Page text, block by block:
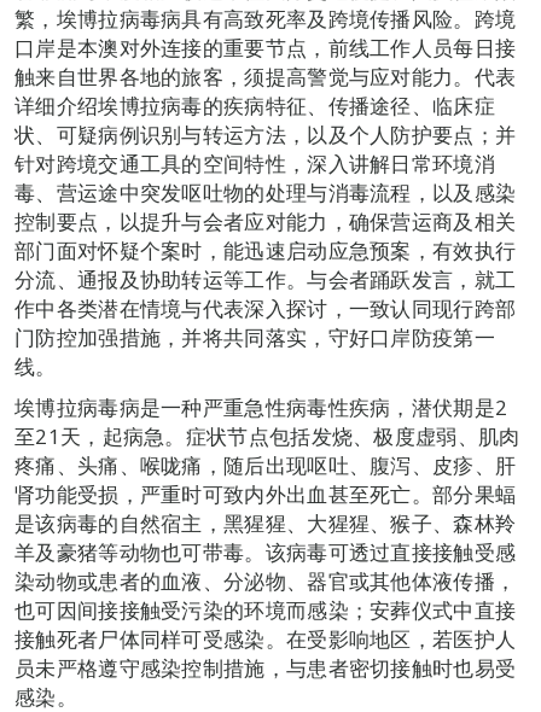
繁，埃博拉病毒病具有高致死率及跨境传播风险。跨境
口岸是本澳对外连接的重要节点，前线工作人员每日接
触来自世界各地的旅客，须提高警觉与应对能力。代表
详细介绍埃博拉病毒的疾病特征、传播途径、临床症
状、可疑病例识别与转运方法，以及个人防护要点；并
针对跨境交通工具的空间特性，深入讲解日常环境消
毒、营运途中突发呕吐物的处理与消毒流程，以及感染
控制要点，以提升与会者应对能力，确保营运商及相关
部门面对怀疑个案时，能迅速启动应急预案，有效执行
分流、通报及协助转运等工作。与会者踊跃发言，就工
作中各类潜在情境与代表深入探讨，一致认同现行跨部
门防控加强措施，并将共同落实，守好口岸防疫第一
线。
埃博拉病毒病是一种严重急性病毒性疾病，潜伏期是2
至21天，起病急。症状节点包括发烧、极度虚弱、肌肉
疼痛、头痛、喉咙痛，随后出现呕吐、腹泻、皮疹、肝
肾功能受损，严重时可致内外出血甚至死亡。部分果蝠
是该病毒的自然宿主，黑猩猩、大猩猩、猴子、森林羚
羊及豪猪等动物也可带毒。该病毒可透过直接接触受感
染动物或患者的血液、分泌物、器官或其他体液传播，
也可因间接接触受污染的环境而感染；安葬仪式中直接
接触死者尸体同样可受感染。在受影响地区，若医护人
员未严格遵守感染控制措施，与患者密切接触时也易受
感染。